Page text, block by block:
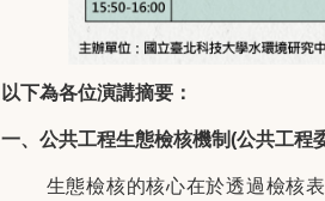
以下為各位演講摘要：
一、公共工程生態檢核機制(公共工程
生態檢核的核心在於透過檢核